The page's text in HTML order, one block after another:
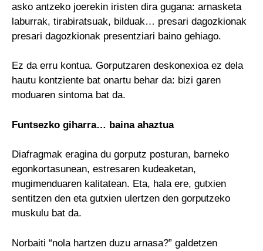
asko antzeko joerekin iristen dira gugana: arnasketa
laburrak, tirabiratsuak, bilduak… presari dagozkionak
presari dagozkionak presentziari baino gehiago.
Ez da erru kontua. Gorputzaren deskonexioa ez dela
hautu kontziente bat onartu behar da: bizi garen
moduaren sintoma bat da.
Funtsezko giharra… baina ahaztua
Diafragmak eragina du gorputz posturan, barneko
egonkortasunean, estresaren kudeaketan,
mugimenduaren kalitatean. Eta, hala ere, gutxien
sentitzen den eta gutxien ulertzen den gorputzeko
muskulu bat da.
Norbaiti “nola hartzen duzu arnasa?” galdetzen